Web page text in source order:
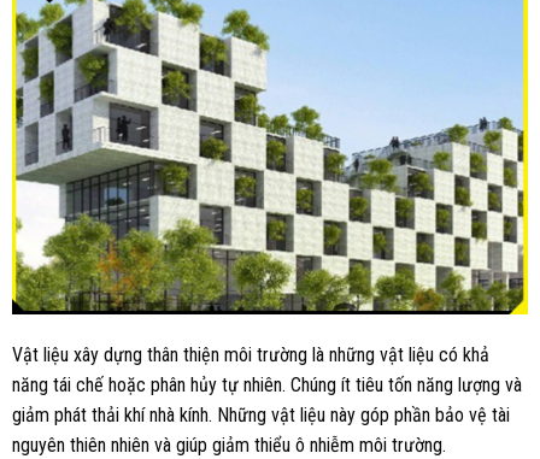
Vật liệu xây dựng thân thiện môi trường là những vật liệu có khả
năng tái chế hoặc phân hủy tự nhiên. Chúng ít tiêu tốn năng lượng và
giảm phát thải khí nhà kính. Những vật liệu này góp phần bảo vệ tài
nguyên thiên nhiên và giúp giảm thiểu ô nhiễm môi trường.